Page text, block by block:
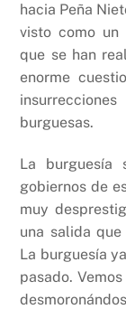
hacia Peña
visto como un
que se han
enorme
burguesas.
La burguesía
gobiernos de
muy
una salida
La burguesía
pasado.